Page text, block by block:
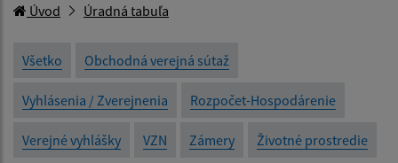
Úvod Úradná tabuľa
Všetko Obchodná verejná sútaž
Vyhlásenia / Zverejnenia Rozpočet-Hospodárenie
Verejné vyhlášky VZN Zámery Životné prostredie